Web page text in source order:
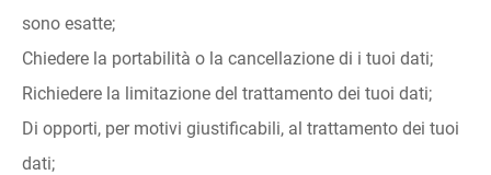
sono esatte;
Chiedere la portabilità o la cancellazione di i tuoi dati;
Richiedere la limitazione del trattamento dei tuoi dati;
Di opporti, per motivi giustificabili, al trattamento dei tuoi
dati;